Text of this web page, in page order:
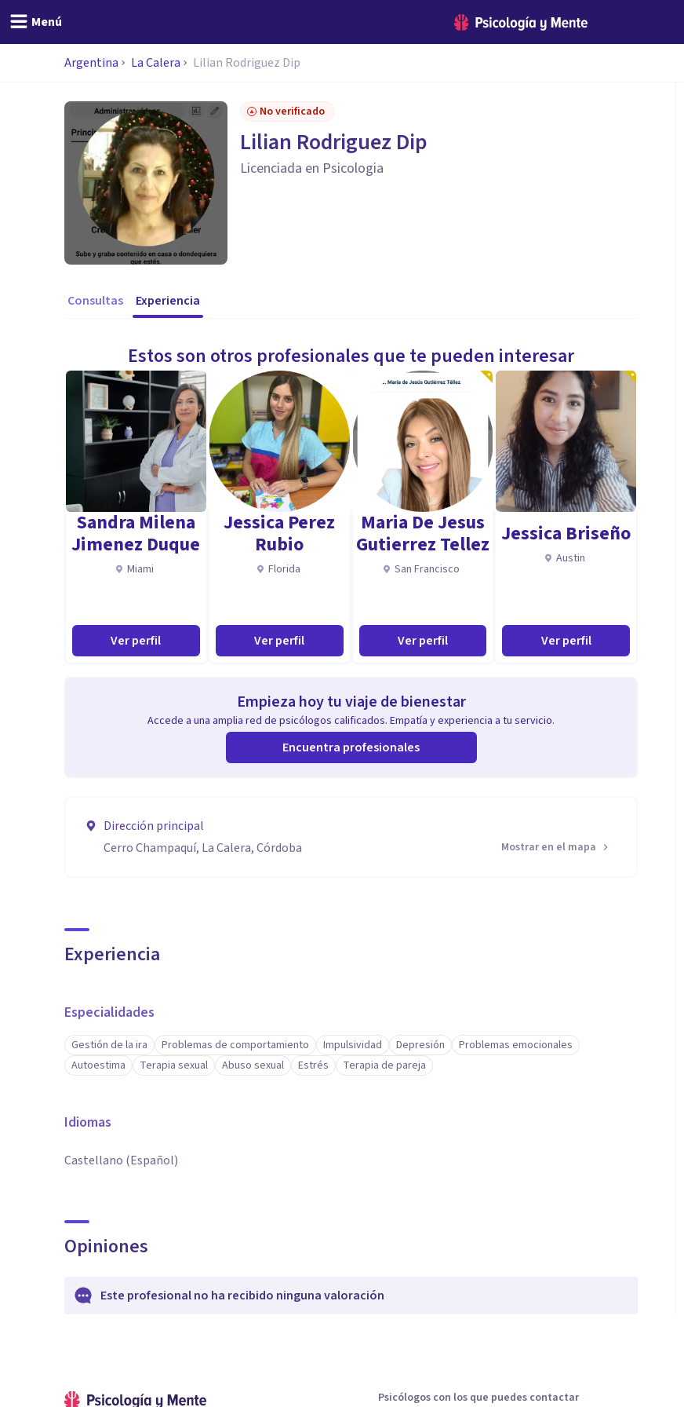
Menú
Argentina La Calera Lilian Rodriguez Dip
No verificado
Lilian Rodriguez Dip
Licenciada en Psicologia
Consultas Experiencia
Estos son otros profesionales que te pueden interesar
Sandra Milena
Jimenez Duque
Miami
Ver perfil
Jessica Perez
Rubio
Florida
Ver perfil
Maria De Jesus
Gutierrez Tellez
San Francisco
Ver perfil
Jessica Briseño
Austin
Ver perfil
Empieza hoy tu viaje de bienestar
Accede a una amplia red de psicólogos calificados. Empatía y experiencia a tu servicio.
Encuentra profesionales
Dirección principal
Cerro Champaquí, La Calera, Córdoba
Mostrar en el mapa
Experiencia
Especialidades
Gestión de la ira Problemas de comportamiento Impulsividad Depresión
Problemas emocionales
Autoestima
Terapia sexual Abuso sexual Estrés Terapia de pareja
Idiomas
Castellano (Español)
Opiniones
Este profesional no ha recibido ninguna valoración
Psicólogos con los que puedes contactar